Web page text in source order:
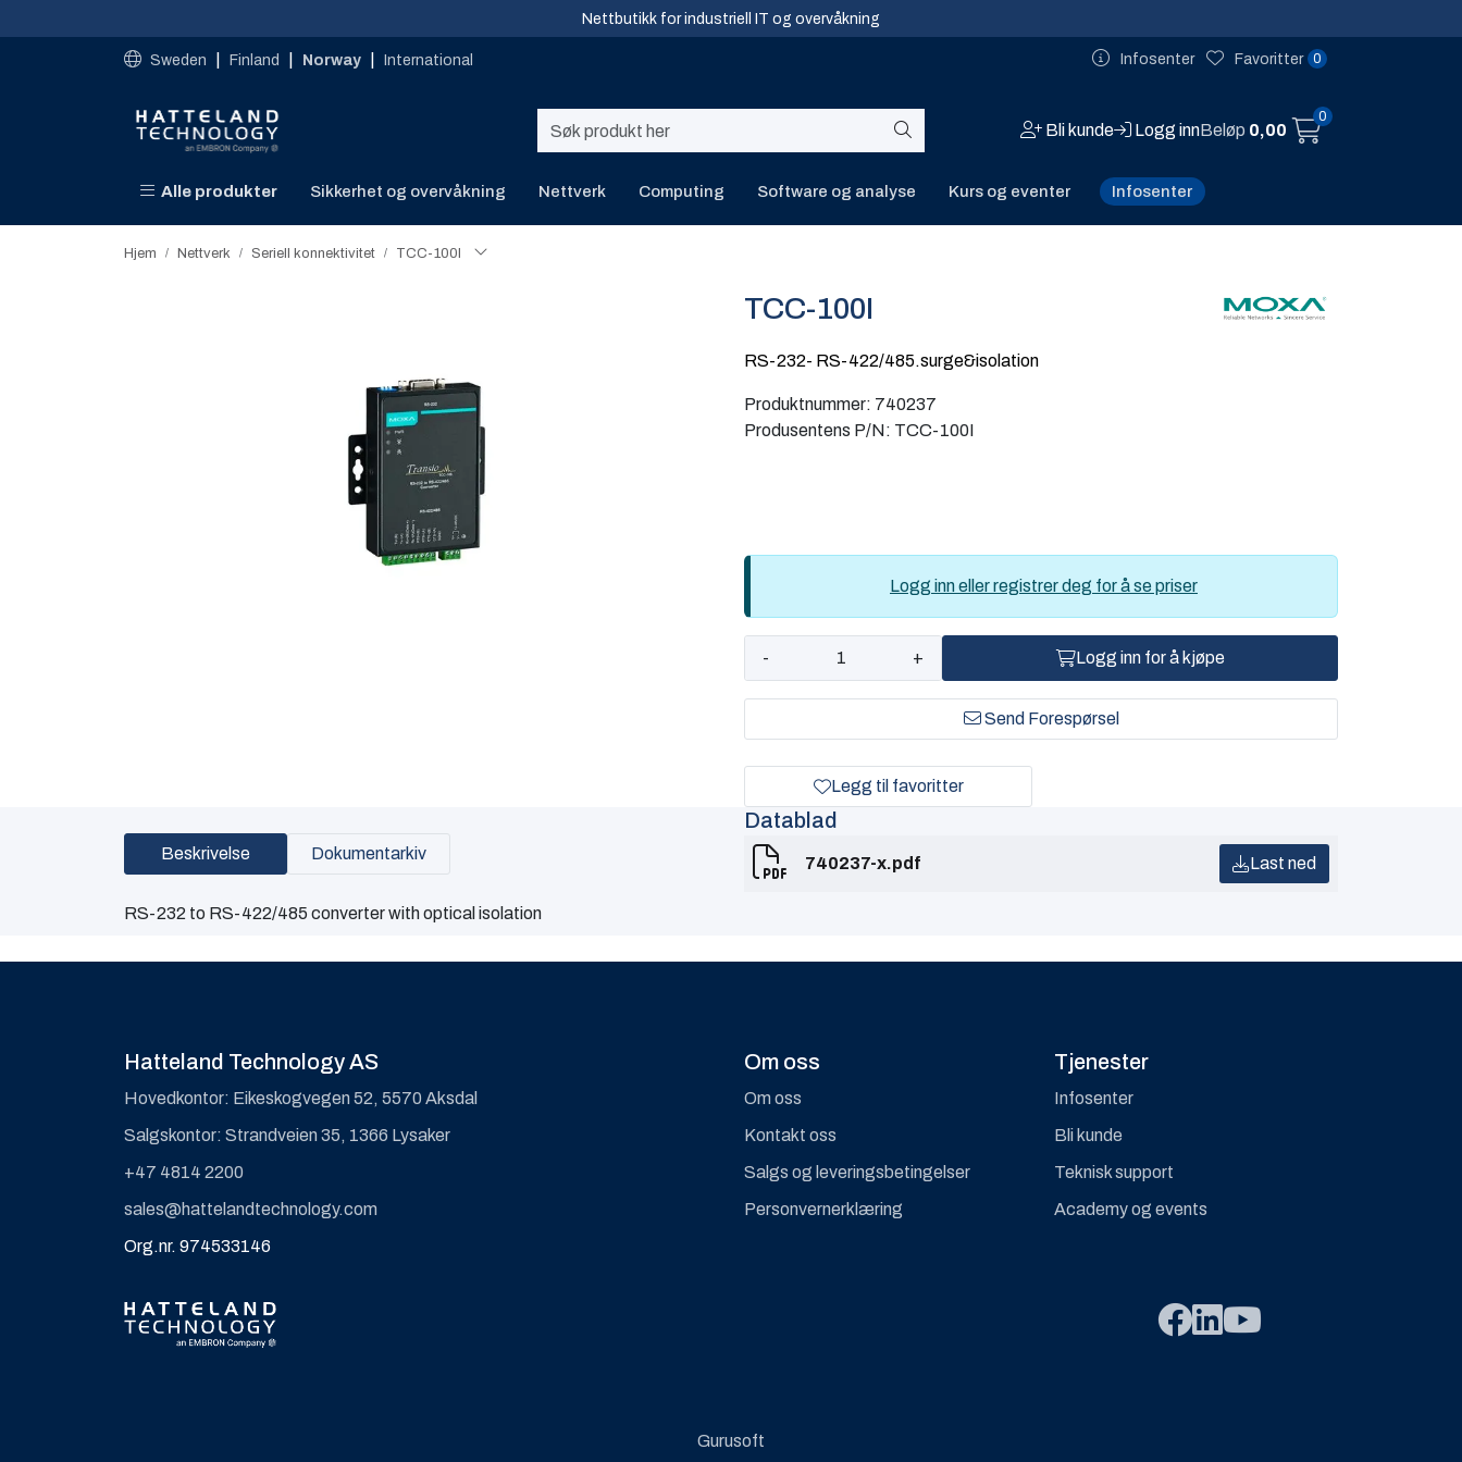
Nettbutikk for industriell IT og overvåkning
Sweden Finland Norway International Infosenter 0
Favoritter
Bli kunde Logg innBeløp 0,00
0
Alle produkter Sikkerhet og overvåkning Nettverk Computing Software og analyse Kurs og eventer Infosenter
Hjem Nettverk Seriell konnektivitet​ TCC-100I
TCC-100I
RS-232- RS-422/485.surge&isolation
Produktnummer: 740237
Produsentens P/N: TCC-100I
Logg inn eller registrer deg for å se priser
- + Logg inn for å kjøpe
Send Forespørsel
Legg til favoritter
Beskrivelse Dokumentarkiv
RS-232 to RS-422/485 converter with optical isolation
Datablad
740237-x.pdf Last ned
Hatteland Technology AS
Hovedkontor: Eikeskogvegen 52, 5570 Aksdal
Salgskontor: Strandveien 35, 1366 Lysaker
+47 4814 2200
sales@hattelandtechnology.com
Org.nr. 974533146
Om oss
Om oss
Kontakt oss
Salgs og leveringsbetingelser
Personvernerklæring
Tjenester
Infosenter
Bli kunde
Teknisk support
Academy og events
Gurusoft